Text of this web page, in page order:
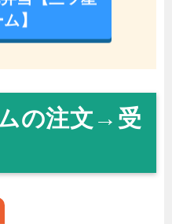
当【三ツ星
】
の注文→受